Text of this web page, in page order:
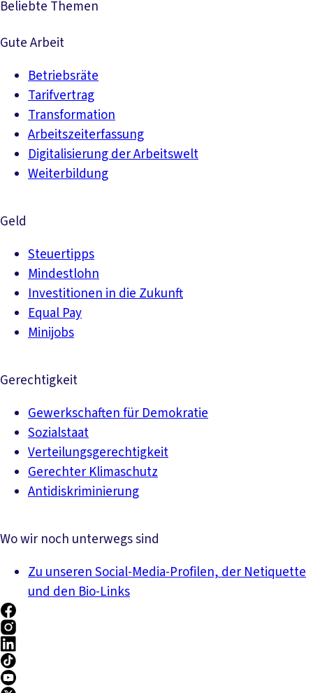
Beliebte Themen
Gute Arbeit
Betriebsräte
Tarifvertrag
Transformation
Arbeitszeiterfassung
Digitalisierung der Arbeitswelt
Weiterbildung
Geld
Steuertipps
Mindestlohn
Investitionen in die Zukunft
Equal Pay
Minijobs
Gerechtigkeit
Gewerkschaften für Demokratie
Sozialstaat
Verteilungsgerechtigkeit
Gerechter Klimaschutz
Antidiskriminierung
Wo wir noch unterwegs sind
Zu unseren Social-Media-Profilen, der Netiquette
und den Bio-Links